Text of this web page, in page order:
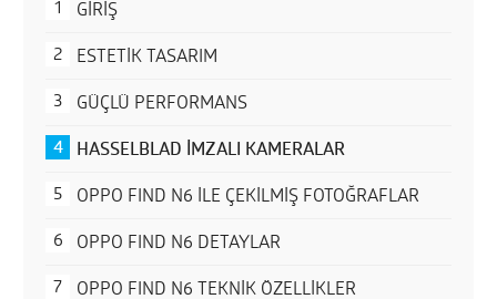
GİRİŞ
ESTETİK TASARIM
GÜÇLÜ PERFORMANS
HASSELBLAD İMZALI KAMERALAR
OPPO FIND N6 İLE ÇEKİLMİŞ FOTOĞRAFLAR
OPPO FIND N6 DETAYLAR
OPPO FIND N6 TEKNİK ÖZELLİKLER